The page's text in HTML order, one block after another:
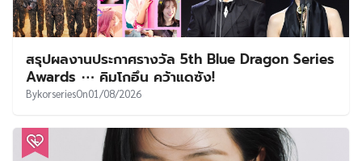
สรุปผลงานประกาศรางวัล 5th Blue Dragon Series
Awards ⋯ คิมโกอึน คว้าแดซัง!
BykorseriesOn01/08/2026